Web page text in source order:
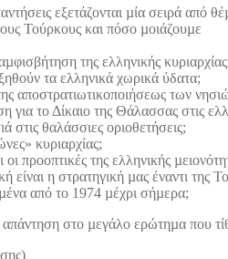
εξετάζονται µία σειρά από
Τούρκους και πόσο µοιάζουµε
της ελληνικής
τα ελληνικά χωρικά ύδατα;
αποστρατιωτικοποιήσεως των
το Δίκαιο της Θάλασσας στις
στις θαλάσσιες οριοθετήσεις;
κυριαρχίας;
οι προοπτικές της ελληνικής
είναι η στρατηγική µας έναντι της
από το 1974 µέχρι σήµερα;
απάντηση στο µεγάλο ερώτηµα που